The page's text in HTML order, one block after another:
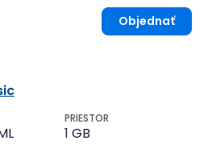
Objednať
PRIESTOR
1 GB